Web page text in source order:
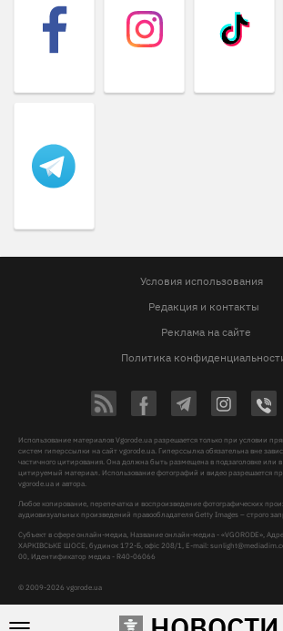
Условия использования
Редакция и контакты
Реклама на сайте
Политика
© 2009-2026 vgorode.ua
Использование материалов Vgorode.ua разрешается только при условии
систем гиперссылки на сайт vgorode.ua. Гиперссылка обязательна вне
частичного цитирования. Она должна быть размещена в подзаголовке или
цитируемый материал. Использование фотографий и видео разрешается
vgorode.ua и автора.
Любое копирование, перепечатка и воспроизведение фотографических
аудиовизуальных произведений правообладателя Getty Images – строго
Субъект в сфере онлайн-медиа, Название онлайн-медиа - «VGORODE»,
ХАРКІВСЬКЕ ШОСЕ, будинок 172-Б, офіс 208/1, E-mail:
00, Идентификатор медиа - R40-06066